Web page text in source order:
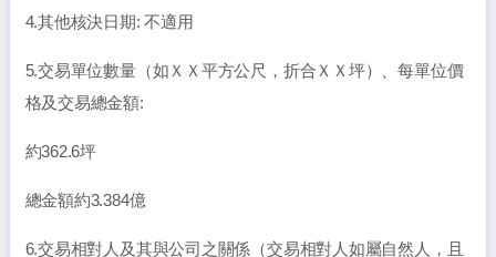
4.其他核決日期: 不適用
5.交易單位數量（如ＸＸ平方公尺，折合ＸＸ坪）、每單位價
格及交易總金額:
約362.6坪
總金額約3.384億
6.交易相對人及其與公司之關係（交易相對人如屬自然人，且